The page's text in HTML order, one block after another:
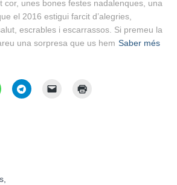
cor, unes bones festes nadalenques, una
el 2016 estigui farcit d’alegries,
escrables i escarrassos. Si premeu la
una sorpresa que us hem Saber més
,